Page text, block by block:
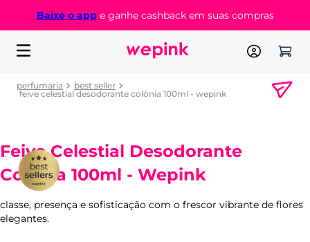
Baixe o appe ganhe cashback em suas compras
perfumaria
best seller
feive celestial desodorante colônia 100ml - wepink
Feive Celestial Desodorante
Colônia 100ml - Wepink
classe, presença e sofisticação com o frescor vibrante de flores
elegantes.